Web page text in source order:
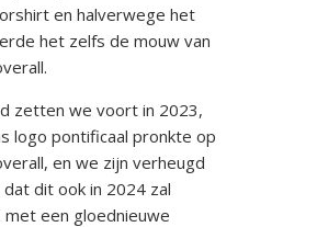
en halverwege het
het zelfs de mouw van
zetten we voort in 2023,
logo pontificaal pronkte op
en we zijn verheugd
dit ook in 2024 zal
met een gloednieuwe